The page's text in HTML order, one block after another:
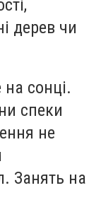
дерев чи
сонці.
спеки
не
Занять на